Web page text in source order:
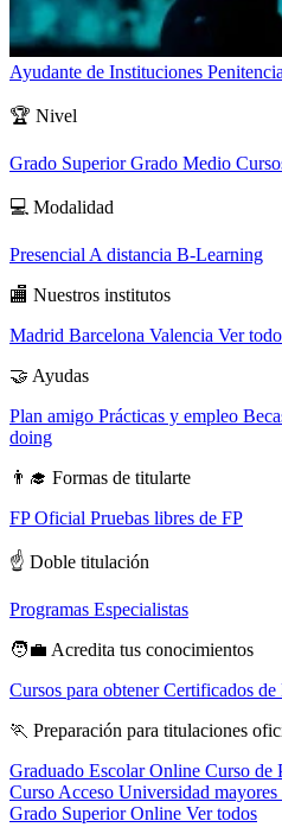
Ayudante de Instituciones
🏆 Nivel
Grado SuperiorGrado Medio
💻 Modalidad
Presencial A distancia B-Learning
🏬 Nuestros institutos
Madrid Barcelona Valencia Ver
🤝 Ayudas
Plan amigo Prácticas y empleo
doing
👨‍🎓 Formas de titularte
FP Oficial Pruebas libres de FP
☝️ Doble titulación
Programas Especialistas
🧑‍💼 Acredita tus conocimientos
Cursos para obtener Certificados
🏃 Preparación para titulaciones
Graduado Escolar Online Curso de
Curso Acceso Universidad
Grado Superior Online Ver todos